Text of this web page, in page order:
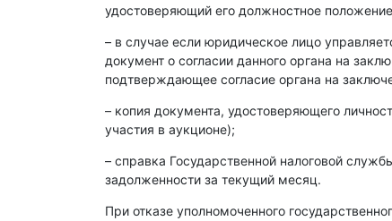
удостоверяющий его должностное
– в случае если юридическое лицо
документ о согласии данного органа на
подтверждающее согласие органа на
– копия документа, удостоверяющего
участия в аукционе);
– справка Государственной налоговой
задолженности за текущий месяц.
При отказе уполномоченного